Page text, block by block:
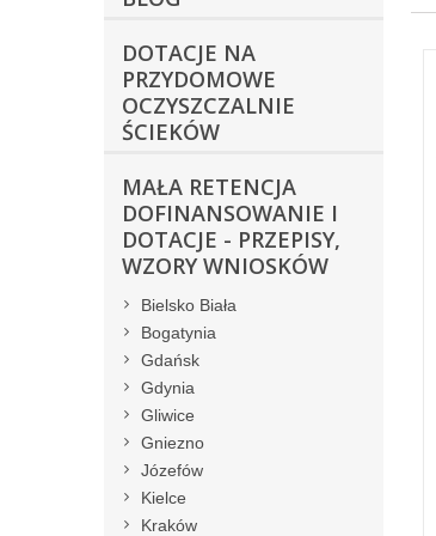
DOTACJE NA
PRZYDOMOWE
OCZYSZCZALNIE
ŚCIEKÓW
MAŁA RETENCJA
DOFINANSOWANIE I
DOTACJE - PRZEPISY,
WZORY WNIOSKÓW
Bielsko Biała
Bogatynia
Gdańsk
Gdynia
Gliwice
Gniezno
Józefów
Kielce
Kraków